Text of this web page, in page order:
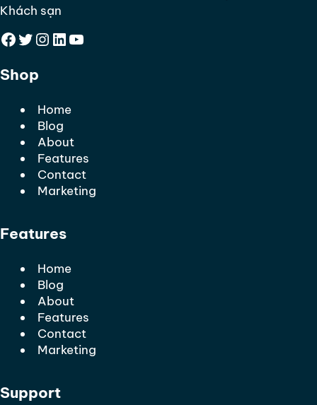
Khách sạn
Facebook
Twitter
Instagram
LinkedIn
YouTube
Shop
Home
Blog
About
Features
Contact
Marketing
Features
Home
Blog
About
Features
Contact
Marketing
Support